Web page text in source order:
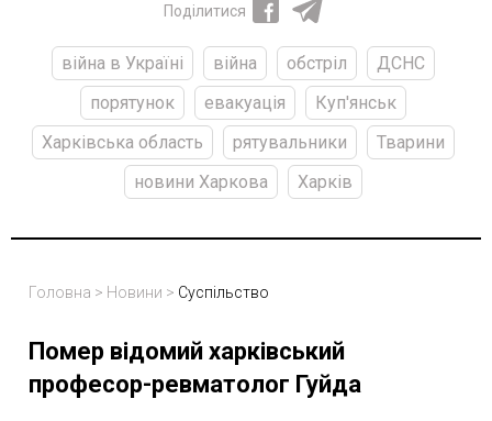
Поділитися
війна в Україні війна обстріл
ДСНС
порятунок
евакуація
Куп'янськ
Харківська область
рятувальники
Тварини
новини Харкова
Харків
Головна > Новини > Суспільство
Помер відомий харківський
професор-ревматолог Гуйда